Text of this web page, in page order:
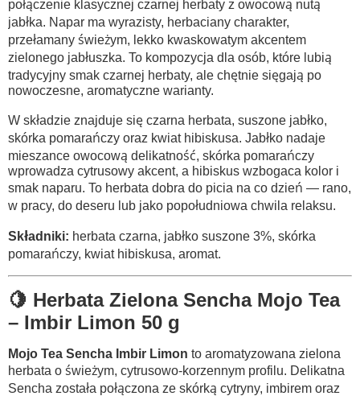
połączenie klasycznej czarnej herbaty z owocową nutą
jabłka. Napar ma wyrazisty, herbaciany charakter,
przełamany świeżym, lekko kwaskowatym akcentem
zielonego jabłuszka. To kompozycja dla osób, które lubią
tradycyjny smak czarnej herbaty, ale chętnie sięgają po
nowoczesne, aromatyczne warianty.
W składzie znajduje się czarna herbata, suszone jabłko,
skórka pomarańczy oraz kwiat hibiskusa. Jabłko nadaje
mieszance owocową delikatność, skórka pomarańczy
wprowadza cytrusowy akcent, a hibiskus wzbogaca kolor i
smak naparu. To herbata dobra do picia na co dzień — rano,
w pracy, do deseru lub jako popołudniowa chwila relaksu.
Składniki: herbata czarna, jabłko suszone 3%, skórka
pomarańczy, kwiat hibiskusa, aromat.
🍋 Herbata Zielona Sencha Mojo Tea
– Imbir Limon 50 g
Mojo Tea Sencha Imbir Limon to aromatyzowana zielona
herbata o świeżym, cytrusowo-korzennym profilu. Delikatna
Sencha została połączona ze skórką cytryny, imbirem oraz